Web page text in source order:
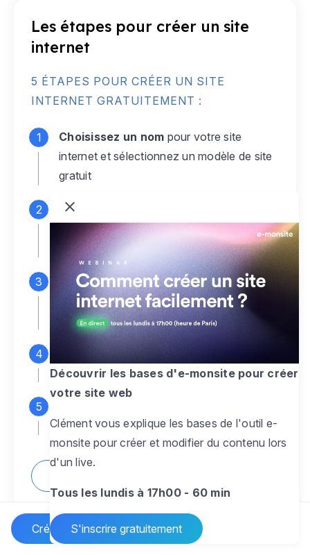
Créer un site Internet
Les étapes pour créer un site
internet
5 ÉTAPES POUR CRÉER UN SITE
INTERNET GRATUITEMENT :
Choisissez un nom pour votre site
internet et sélectionnez un modèle de site
gratuit
Connectez-vous
monsite gratuit pour accéder à votre
espace d'administration
Personnalisez entièrement le
designpour créer un site web sur-mesure,
à votre image
Ajoutez des pagessans limite pour
présenter votre activité, votre passion
pour rendre votre site dynamique
Découvrir les bases d'e-monsite pour créer
votre site web
Clément vous explique les bases de l'outil e-
monsite pour créer et modifier du contenu lors
d'un live.
Tous les lundis à 17h00 - 60 min
S'inscrire gratuitement